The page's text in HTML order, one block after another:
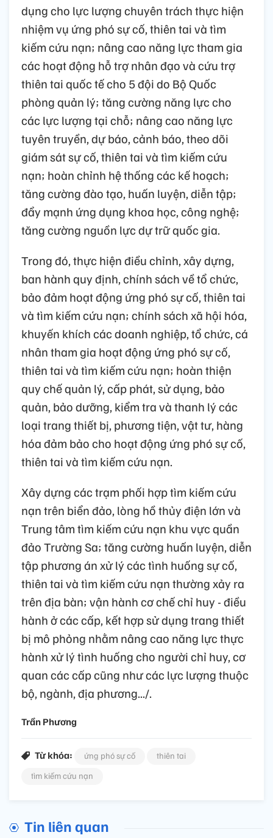
dụng cho lực lượng chuyên trách thực hiện
nhiệm vụ ứng phó sự cố, thiên tai và tìm
kiếm cứu nạn; nâng cao năng lực tham gia
các hoạt động hỗ trợ nhân đạo và cứu trợ
thiên tai quốc tế cho 5 đội do Bộ Quốc
phòng quản lý; tăng cường năng lực cho
các lực lượng tại chỗ; nâng cao năng lực
tuyên truyền, dự báo, cảnh báo, theo dõi
giám sát sự cố, thiên tai và tìm kiếm cứu
nạn; hoàn chỉnh hệ thống các kế hoạch;
tăng cường đào tạo, huấn luyện, diễn tập;
đẩy mạnh ứng dụng khoa học, công nghệ;
tăng cường nguồn lực dự trữ quốc gia.
Trong đó, thực hiện điều chỉnh, xây dựng,
ban hành quy định, chính sách về tổ chức,
bảo đảm hoạt động ứng phó sự cố, thiên tai
và tìm kiếm cứu nạn; chính sách xã hội hóa,
khuyến khích các doanh nghiệp, tổ chức, cá
nhân tham gia hoạt động ứng phó sự cố,
thiên tai và tìm kiếm cứu nạn; hoàn thiện
quy chế quản lý, cấp phát, sử dụng, bảo
quản, bảo dưỡng, kiểm tra và thanh lý các
loại trang thiết bị, phương tiện, vật tư, hàng
hóa đảm bảo cho hoạt động ứng phó sự cố,
thiên tai và tìm kiếm cứu nạn.
Xây dựng các trạm phối hợp tìm kiếm cứu
nạn trên biển đảo, lòng hồ thủy điện lớn và
Trung tâm tìm kiếm cứu nạn khu vực quần
đảo Trường Sa; tăng cường huấn luyện, diễn
tập phương án xử lý các tình huống sự cố,
thiên tai và tìm kiếm cứu nạn thường xảy ra
trên địa bàn; vận hành cơ chế chỉ huy - điều
hành ở các cấp, kết hợp sử dụng trang thiết
bị mô phỏng nhằm nâng cao năng lực thực
hành xử lý tình huống cho người chỉ huy, cơ
quan các cấp cũng như các lực lượng thuộc
bộ, ngành, địa phương.../.
Trần Phương
Từ khóa: ứng phó sự cố
thiên tai
tìm kiếm cứu nạn
Tin liên quan